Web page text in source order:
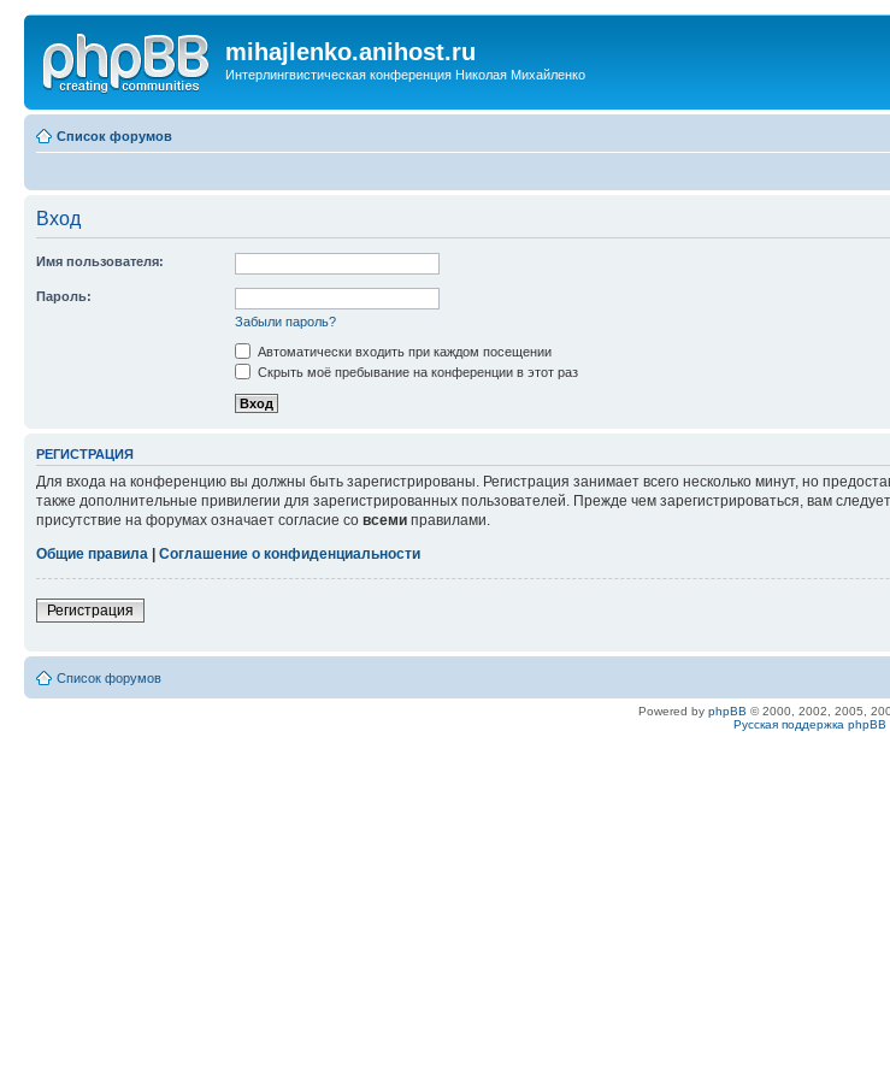
mihajlenko.anihost.ru
Интерлингвистическая конференция Николая Михайленко
Список форумов
Вход
Имя пользователя:
Пароль:
Забыли пароль?
Автоматически входить при каждом посещении
Скрыть моё пребывание на конференции в этот раз
РЕГИСТРАЦИЯ
Для входа на конференцию вы должны быть зарегистрированы. Регистрация занимает всего несколько минут, но
также дополнительные привилегии для зарегистрированных пользователей. Прежде чем зарегистрироваться, вам
присутствие на форумах означает согласие со всеми правилами.
Общие правила
Соглашение о конфиденциальности
Регистрация
Список форумов
Powered by phpBB © 2000, 2002, 2005,
Русская поддержка phpBB